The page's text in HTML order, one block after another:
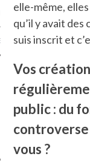
SUIVEZ-NOUS
elle-même, elles
qu’il y avait
suis inscrit et
Vos
public : du
vous ?